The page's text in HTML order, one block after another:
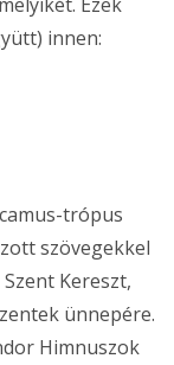
innen:
trópus
szövegekkel
Kereszt,
ünnepére.
Himnuszok